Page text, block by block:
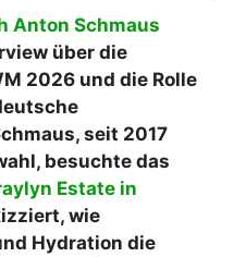
Anton Schmaus
über die
2026 und die Rolle
seit 2017
besuchte das
Estate in
wie
Hydration die